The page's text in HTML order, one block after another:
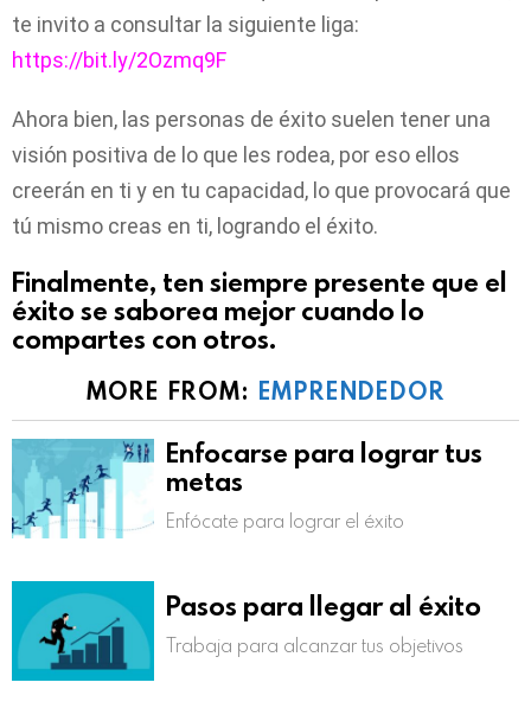
te invito a consultar la siguiente liga:
https://bit.ly/2Ozmq9F
Ahora bien, las personas de éxito suelen tener una
visión positiva de lo que les rodea, por eso ellos
creerán en ti y en tu capacidad, lo que provocará que
tú mismo creas en ti, logrando el éxito.
Finalmente, ten siempre presente que el
éxito se saborea mejor cuando lo
compartes con otros.
MORE FROM: EMPRENDEDOR
Enfocarse para lograr tus
metas
Enfócate para lograr el éxito
Pasos para llegar al éxito
Trabaja para alcanzar tus objetivos